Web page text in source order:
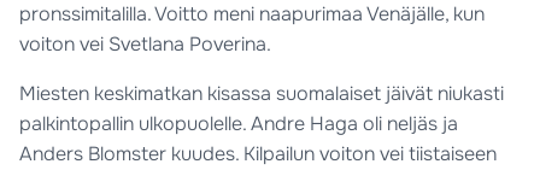
pronssimitalilla. Voitto meni naapurimaa Venäjälle, kun
voiton vei Svetlana Poverina.
Miesten keskimatkan kisassa suomalaiset jäivät niukasti
palkintopallin ulkopuolelle. Andre Haga oli neljäs ja
Anders Blomster kuudes. Kilpailun voiton vei tiistaiseen